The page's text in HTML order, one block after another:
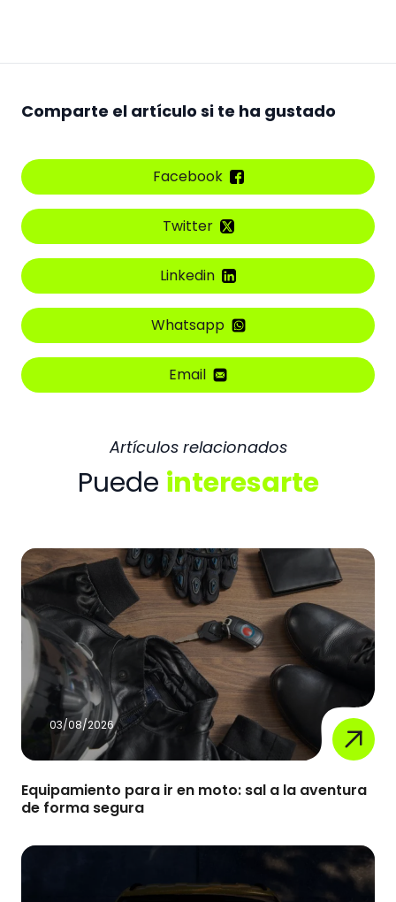
Comparte el artículo si te ha gustado
Facebook
Twitter
Linkedin
Whatsapp
Email
Artículos relacionados
Puede interesarte
03/08/2026
Equipamiento para ir en moto: sal a la aventura
de forma segura